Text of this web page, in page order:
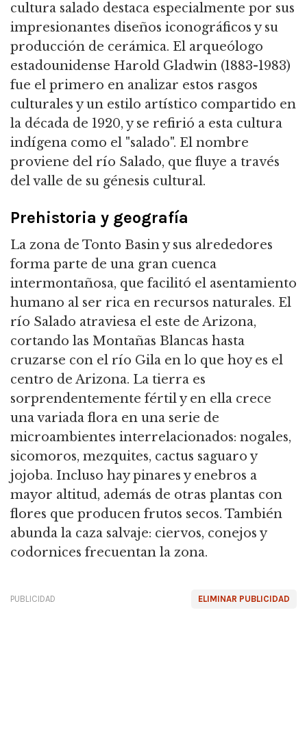
cultura salado destaca especialmente por sus
impresionantes diseños iconográficos y su
producción de cerámica. El arqueólogo
estadounidense Harold Gladwin (1883-1983)
fue el primero en analizar estos rasgos
culturales y un estilo artístico compartido en
la década de 1920, y se refirió a esta cultura
indígena como el "salado". El nombre
proviene del río Salado, que fluye a través
del valle de su génesis cultural.
Prehistoria y geografía
La zona de Tonto Basin y sus alrededores
forma parte de una gran cuenca
intermontañosa, que facilitó el asentamiento
humano al ser rica en recursos naturales. El
río Salado atraviesa el este de Arizona,
cortando las Montañas Blancas hasta
cruzarse con el río Gila en lo que hoy es el
centro de Arizona. La tierra es
sorprendentemente fértil y en ella crece
una variada flora en una serie de
microambientes interrelacionados: nogales,
sicomoros, mezquites, cactus saguaro y
jojoba. Incluso hay pinares y enebros a
mayor altitud, además de otras plantas con
flores que producen frutos secos. También
abunda la caza salvaje: ciervos, conejos y
codornices frecuentan la zona.
ELIMINAR PUBLICIDAD
PUBLICIDAD